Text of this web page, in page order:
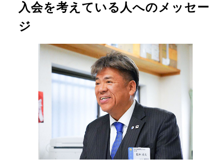
入会を考えている人へのメッセー
ジ